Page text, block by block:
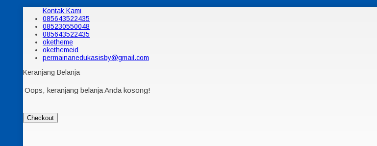
Kontak Kami
085643522435
085230550048
085643522435
oketheme
okethemeid
permainanedukasisby@gmail.com
Keranjang Belanja
Oops, keranjang belanja Anda kosong!
Checkout